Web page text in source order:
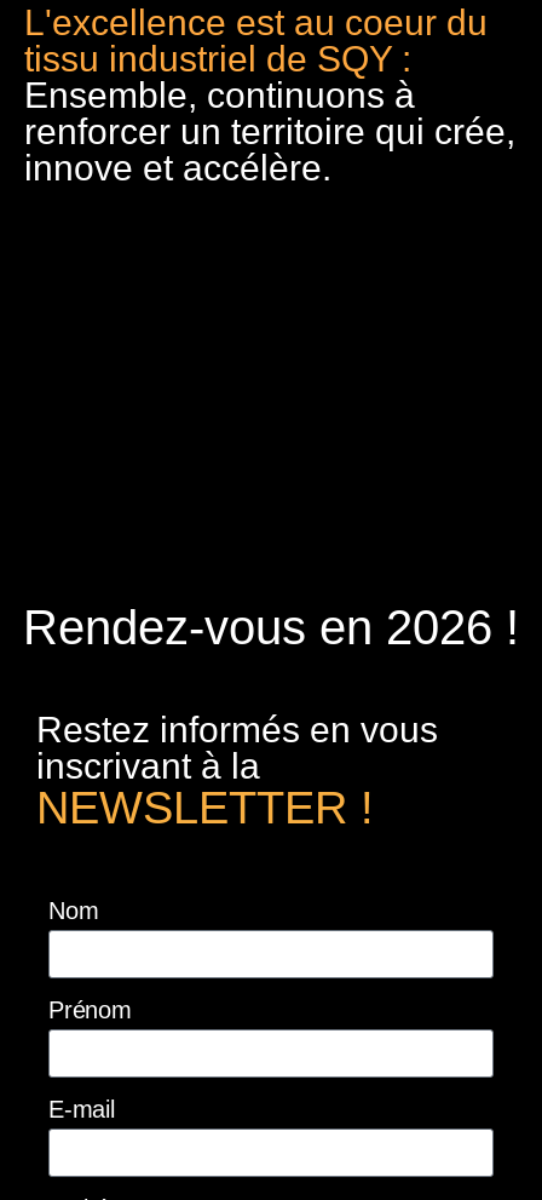
L'excellence est au coeur du
tissu industriel de SQY :
Ensemble, continuons à
renforcer un territoire qui crée,
innove et accélère.
Rendez-vous en 2026 !
Restez informés en vous
inscrivant à la
NEWSLETTER !
Nom
Prénom
E-mail